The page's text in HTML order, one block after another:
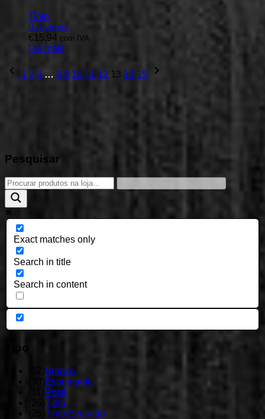
Tinto
0 reviews
€15,94 com IVA
Ler mais
Previous
page
1 2 3 … 8 9 10 11 12 13 14 15
Next
Pesquisar
Exact matches only
Search in title
Search in content
Tipo
Branco
Espumante
Rosé
Tinto
Tinto Evoluído